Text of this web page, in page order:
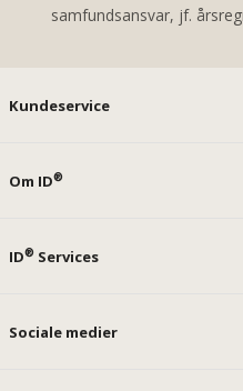
samfundsansvar, jf.
Kundeservice
Om ID®
ID® Services
Sociale medier